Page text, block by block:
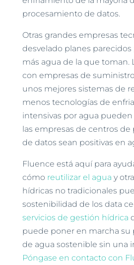
procesamiento de datos.
Otras grandes empresas
desvelado planes parecidos
más agua de la que toman.
con empresas de
unos mejores sistemas de
menos tecnologías de
intensivas por agua
las empresas de centros
de datos sean positivas en
Fluence está aquí para
cómo reutilizar el agua y
hídricas no tradicionales
sostenibilidad de los data
servicios de gestión hídrica
puede poner en marcha su
de agua sostenible sin una
Póngase en contacto con